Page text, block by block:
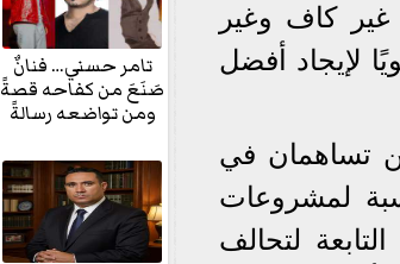
كاف وغير
لإيجاد أفضل
تساهمان في
لمشروعات
لتحالف
تامر حسني… فنانٌ
صَنَعَ من كفاحه قصةً
ومن تواضعه رسالةً